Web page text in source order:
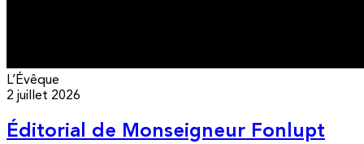
L’Évêque
2 juillet 2026
Éditorial de Monseigneur Fonlupt